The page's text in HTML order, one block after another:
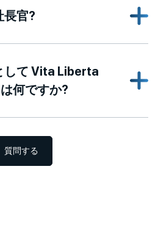
長官?
して Vita Liberta
何ですか?
質問する